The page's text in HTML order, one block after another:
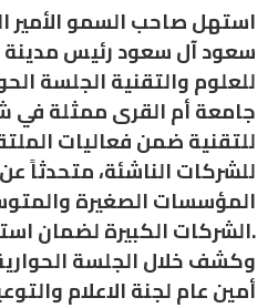
استهل صاحب السمو الأمير
سعود آل سعود رئيس مدينة
للعلوم والتقنية الجلسة
جامعة أم القرى ممثلة
للتقنية ضمن فعاليات
للشركات الناشئة، متحدثاً
المؤسسات الصغيرة
الشركات الكبيرة لضمان استمراريتها.
وكشف خلال الجلسة
أمين عام لجنة الاعلام